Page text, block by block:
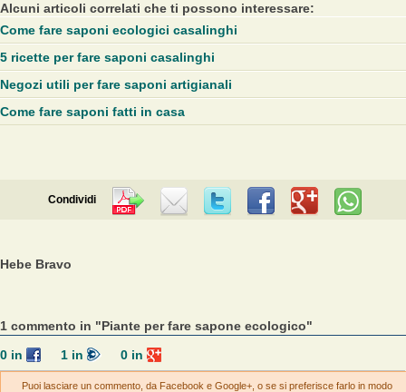
Alcuni articoli correlati che ti possono interessare:
Come fare saponi ecologici casalinghi
5 ricette per fare saponi casalinghi
Negozi utili per fare saponi artigianali
Come fare saponi fatti in casa
Condividi
Hebe Bravo
1 commento in "Piante per fare sapone ecologico"
0in 1in 0 in
Puoi lasciare un commento, da Facebook e Google+, o se si preferisce farlo in modo